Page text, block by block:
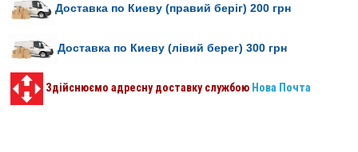
Доставка по Киеву (правий беріг) 200 грн
Доставка по Киеву (лівий берег) 300 грн
Здійснюємо адресну доставку службою Нова Почта